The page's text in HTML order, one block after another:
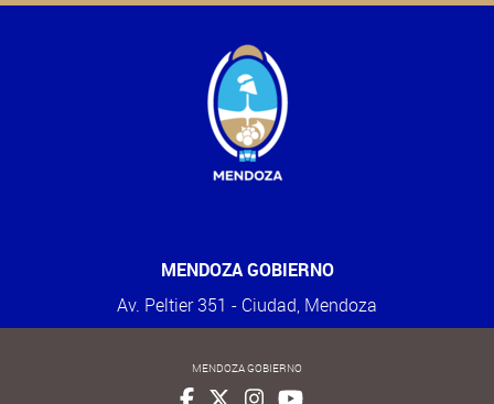
MENDOZA GOBIERNO
Av. Peltier 351 - Ciudad, Mendoza
MENDOZA GOBIERNO